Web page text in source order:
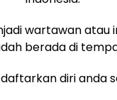
wartawan
berada di
diri anda